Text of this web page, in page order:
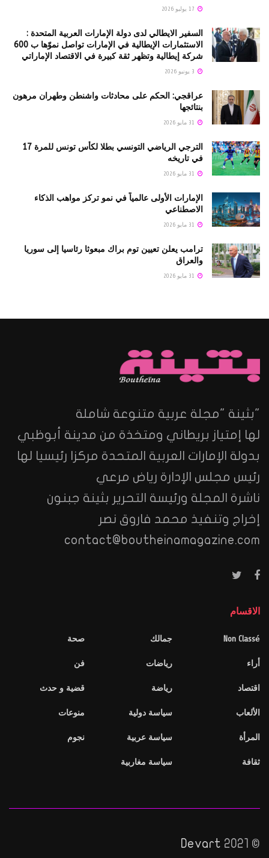
السفير الايطالي لدى دولة الإمارات العربية المتحدة :
الاستثمارات الإيطالية في الإمارات تواصل نموّها ب 600
شركة إيطالية وتظهر ثقة كبيرة في الاقتصاد الإماراتي
عراقجي: الحكم على محادثات واشنطن وطهران مرهون
بنتائجها
الترجي الرياضي التونسي بطلا لكأس تونس للمرة 17
في تاريخه
الإمارات الأولى عالمياً في نمو تركز مواهب الذكاء
الاصطناعي
ترامب يعلن تعيين توم براك مبعوثا رئاسيا إلى سوريا
والعراق
"بثينة "مجلة عربية متنوعة شاملة
لها إمتياز بريطاني ومتخذة من مدينة أبوظبي
بدولة الإمارات العربية المتحدة مركزا رئيسيا لها
رئيس مجلس الإدارة رياض مرعي
ناشرة المجلة ورئيسة التحرير بثينة جبنون
إخراج وتنفيذ محمد فاروق نصر
contact@boutheinamagazine.com
الاقسام
Non Classé
أراء
اقتصاد
الألعاب
المرأة
ثقافة
جمالك
رياضات
رياضة
سياسة دولية
سياسة عربية
سياسة مغاربية
صحة
فن
قضية و حدث
منوعات
نجوم
© 2021
Devart